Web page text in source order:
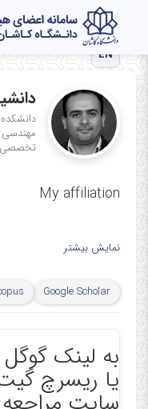
EN
مهندسی
تخصصی
My affiliation
نمایش بیشتر
Google Scholar
به لینک
یا ریسرچ